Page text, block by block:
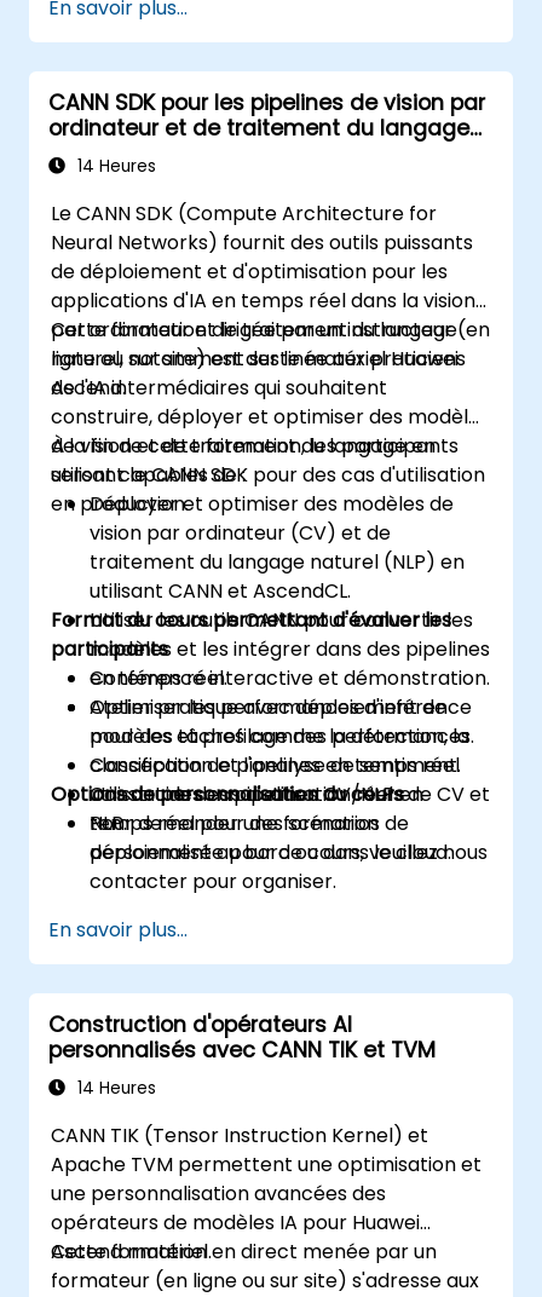
En savoir plus...
CANN SDK pour les pipelines de vision par
ordinateur et de traitement du langage
naturel14 Heures
Le CANN SDK (Compute Architecture for
Neural Networks) fournit des outils puissants
de déploiement et d'optimisation pour les
applications d'IA en temps réel dans la vision
par ordinateur et le traitement du langage
naturel, notamment sur le matériel Huawei
Ascend.
Cette formation dirigée par un instructeur (en
ligne ou sur site) est destinée aux praticiens
de l'IA intermédiaires qui souhaitent
construire, déployer et optimiser des modèles
de vision et de traitement du langage en
utilisant le CANN SDK pour des cas d'utilisation
en production.
À la fin de cette formation, les participants
seront capables de :
Déployer et optimiser des modèles de
vision par ordinateur (CV) et de
traitement du langage naturel (NLP) en
utilisant CANN et AscendCL.
Utiliser les outils CANN pour convertir les
modèles et les intégrer dans des pipelines
en temps réel.
Optimiser les performances d'inférence
pour des tâches comme la détection, la
classification et l'analyse de sentiment.
Construire des pipelines CV/NLP en
temps réel pour des scénarios de
déploiement au bord ou dans le cloud.
Format du cours permettant d'évaluer les
participants
Conférence interactive et démonstration.
Atelier pratique avec déploiement de
modèles et profilage des performances.
Conception de pipelines en temps réel
utilisant des cas d'utilisation réels de CV et
NLP.
Options de personnalisation du cours
Pour demander une formation
personnalisée pour ce cours, veuillez nous
contacter pour organiser.
En savoir plus...
Construction d'opérateurs AI
personnalisés avec CANN TIK et TVM
14 Heures
CANN TIK (Tensor Instruction Kernel) et
Apache TVM permettent une optimisation et
une personnalisation avancées des
opérateurs de modèles IA pour Huawei
Ascend matériel.
Cette formation en direct menée par un
formateur (en ligne ou sur site) s'adresse aux